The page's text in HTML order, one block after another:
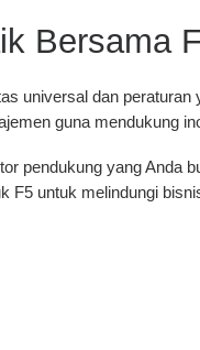
Bersama
universal dan
guna mendukung
pendukung yang Anda
F5 untuk melindungi